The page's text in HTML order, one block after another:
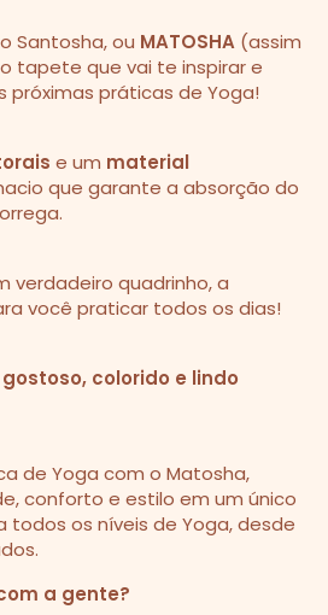
Santosha, ou MATOSHA (assim
tapete que vai te inspirar e
próximas práticas de Yoga!
e um material
que garante a absorção do
verdadeiro quadrinho, a
você praticar todos os dias!
colorido e lindo
de Yoga com o Matosha,
conforto e estilo em um único
todos os níveis de Yoga, desde
a gente?